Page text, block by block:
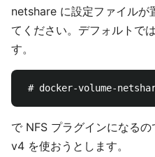
netshare に設定ファイルが
てください。デフォルトで
す。
で NFS プラグインになる
v4 を使おうとします。